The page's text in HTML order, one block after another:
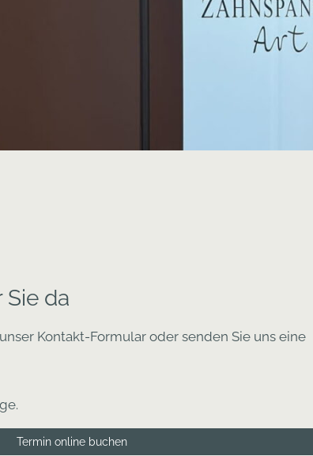
da
Kontakt-Formular oder senden Sie uns eine
Termin online buchen